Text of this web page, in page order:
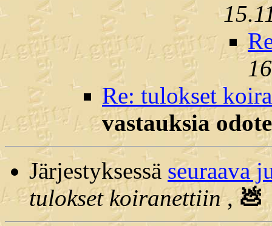
Re: tulokset
vastauksia
Järjestyksessä seuraava
tulokset koiranettiin,💩